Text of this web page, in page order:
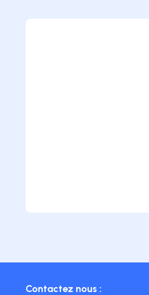
Contactez nous :